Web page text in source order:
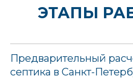
ЭТАПЫ
Предварительный
септика в Санкт-